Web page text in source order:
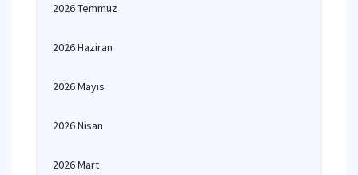
2026 Temmuz
2026 Haziran
2026 Mayıs
2026 Nisan
2026 Mart